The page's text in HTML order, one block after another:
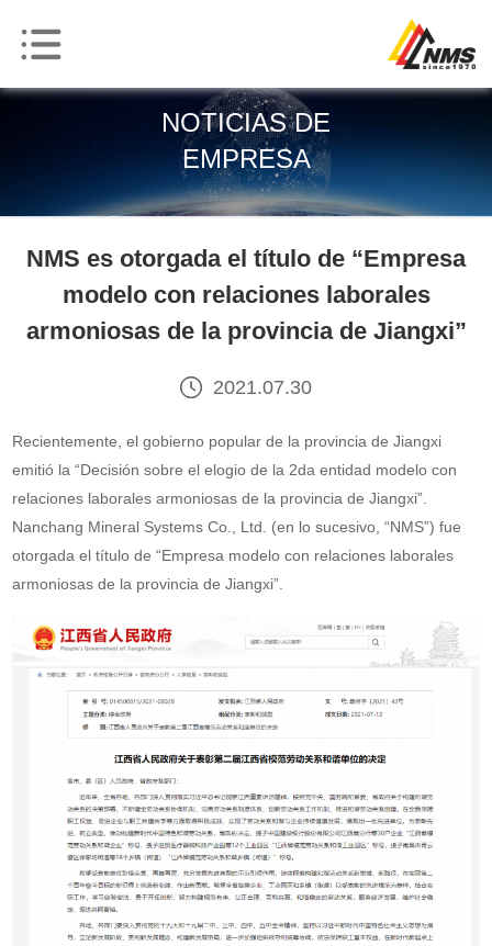
NOTICIAS DE
EMPRESA
NMS es otorgada el título de “Empresa
modelo con relaciones laborales
armoniosas de la provincia de Jiangxi”
2021.07.30
Recientemente, el gobierno popular de la provincia de Jiangxi
emitió la “Decisión sobre el elogio de la 2da entidad modelo con
relaciones laborales armoniosas de la provincia de Jiangxi”.
Nanchang Mineral Systems Co., Ltd. (en lo sucesivo, “NMS”) fue
otorgada el título de “Empresa modelo con relaciones laborales
armoniosas de la provincia de Jiangxi”.